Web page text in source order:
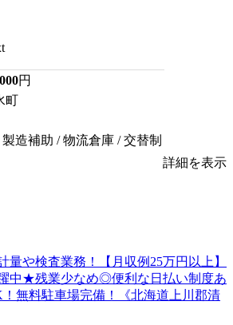
円
町
造補助 / 物流倉庫 / 交替制
詳細を表示